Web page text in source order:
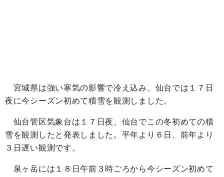
宮城県は強い寒気の影響で冷え込み、仙台では１７日
夜に今シーズン初めて積雪を観測しました。
仙台管区気象台は１７日夜、仙台でこの冬初めての積
雪を観測したと発表しました。平年より６日、前年より
３日遅い観測です。
泉ヶ岳には１８日午前３時ごろから今シーズン初めて